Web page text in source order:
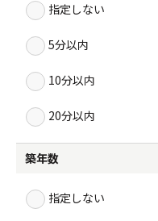
指定しない
5分以内
10分以内
20分以内
築年数
指定しない